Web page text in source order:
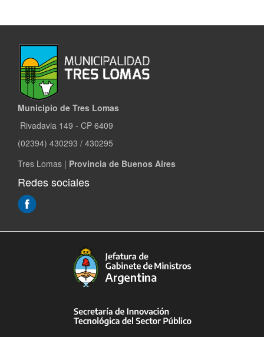
Municipio de Tres Lomas
Rivadavia 149 - CP 6409
(02394) 430293 / 430295
Tres Lomas | Provincia de Buenos Aires
Redes sociales